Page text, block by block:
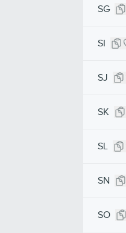
SG
SI
SJ
SK
SL
SN
SO